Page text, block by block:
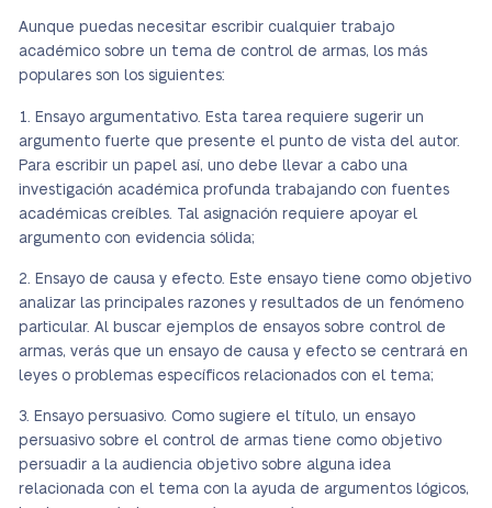
Aunque puedas necesitar escribir cualquier trabajo
académico sobre un tema de control de armas, los más
populares son los siguientes:
Ensayo argumentativo. Esta tarea requiere sugerir un
argumento fuerte que presente el punto de vista del autor.
Para escribir un papel así, uno debe llevar a cabo una
investigación académica profunda trabajando con fuentes
académicas creíbles. Tal asignación requiere apoyar el
argumento con evidencia sólida;
Ensayo de causa y efecto. Este ensayo tiene como objetivo
analizar las principales razones y resultados de un fenómeno
particular. Al buscar ejemplos de ensayos sobre control de
armas, verás que un ensayo de causa y efecto se centrará en
leyes o problemas específicos relacionados con el tema;
Ensayo persuasivo. Como sugiere el título, un ensayo
persuasivo sobre el control de armas tiene como objetivo
persuadir a la audiencia objetivo sobre alguna idea
relacionada con el tema con la ayuda de argumentos lógicos,